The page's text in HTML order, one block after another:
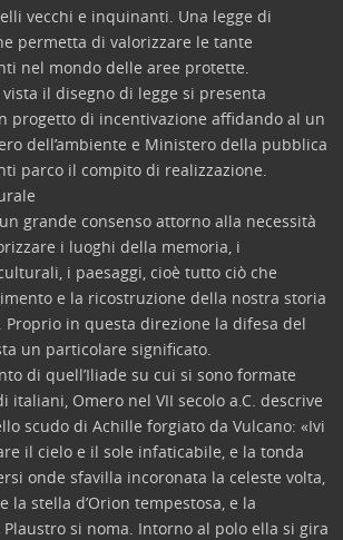
vecchi e inquinanti. Una legge di
permetta di valorizzare le tante
nel mondo delle aree protette.
il disegno di legge si presenta
progetto di incentivazione affidando al un
dell’ambiente e Ministero della pubblica
parco il compito di realizzazione.
grande consenso attorno alla necessità
i luoghi della memoria, i
i paesaggi, cioè tutto ciò che
e la ricostruzione della nostra storia
in questa direzione la difesa del
un particolare significato.
di quell’Iliade su cui si sono formate
italiani, Omero nel VII secolo a.C. descrive
scudo di Achille forgiato da Vulcano: «Ivi
il cielo e il sole infaticabile, e la tonda
onde sfavilla incoronata la celeste volta,
la stella d’Orion tempestosa, e la
Plaustro si noma. Intorno al polo ella si gira